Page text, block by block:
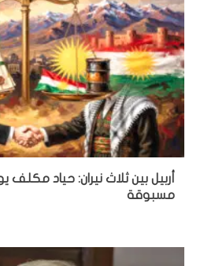
أربيل بين ثلاث نيران: حياد مكلف
مسبوقة